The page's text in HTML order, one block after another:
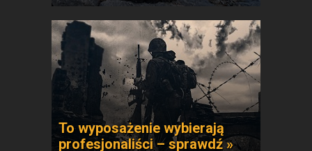
To wyposażenie wybierają
profesjonaliści – sprawdź »